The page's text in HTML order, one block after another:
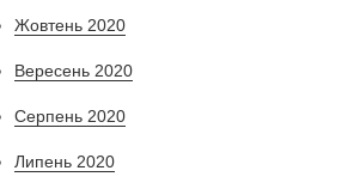
Жовтень 2020
Вересень 2020
Серпень 2020
Липень 2020